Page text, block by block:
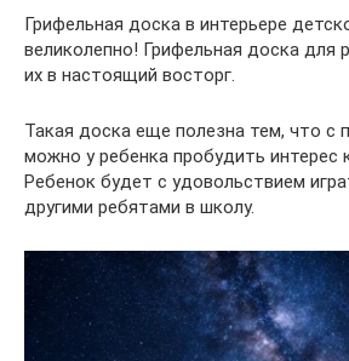
Грифельная доска в интерьере
великолепно! Грифельная доска для
их в настоящий восторг.
Такая доска еще полезна тем, что с
можно у ребенка пробудить интерес
Ребенок будет с удовольствием
другими ребятами в школу.